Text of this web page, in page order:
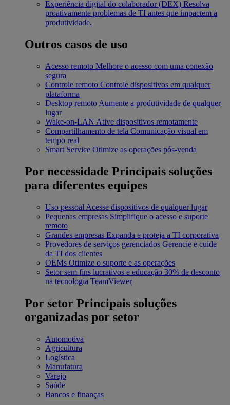
Experiência digital do colaborador (DEX) Resolva
proativamente problemas de TI antes que impactem a
produtividade.
Outros casos de uso
Acesso remoto Melhore o acesso com uma conexão
segura
Controle remoto Controle dispositivos em qualquer
plataforma
Desktop remoto Aumente a produtividade de qualquer
lugar
Wake-on-LAN Ative dispositivos remotamente
Compartilhamento de tela Comunicação visual em
tempo real
Smart Service Otimize as operações pós-venda
Por necessidade Principais soluções
para diferentes equipes
Uso pessoal Acesse dispositivos de qualquer lugar
Pequenas empresas Simplifique o acesso e suporte
remoto
Grandes empresas Expanda e proteja a TI corporativa
Provedores de serviços gerenciados Gerencie e cuide
da TI dos clientes
OEMs Otimize o suporte e as operações
Setor sem fins lucrativos e educação 30% de desconto
na tecnologia TeamViewer
Por setor Principais soluções
organizadas por setor
Automotiva
Agricultura
Logística
Manufatura
Varejo
Saúde
Bancos e finanças